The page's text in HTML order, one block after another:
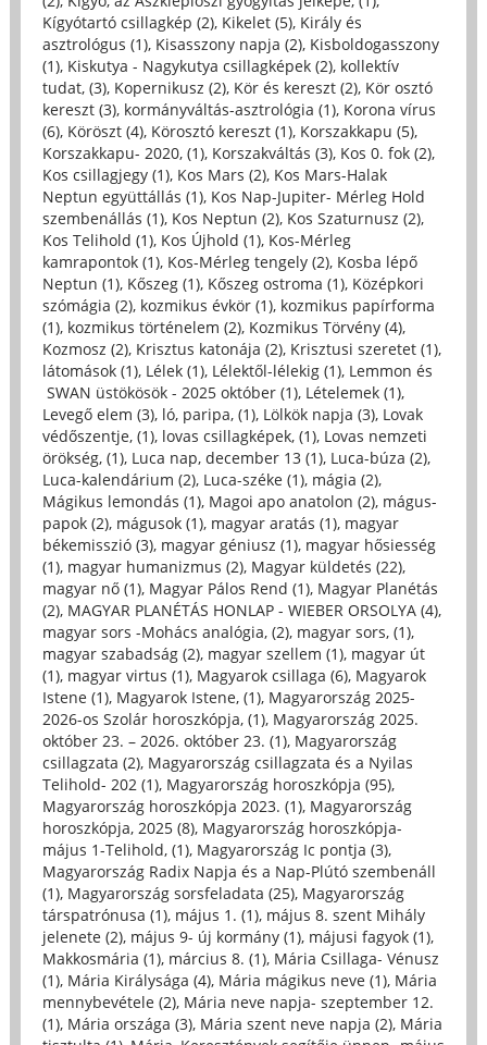
Kígyótartó csillagkép (2), Kikelet (5), Király és
asztrológus (1), Kisasszony napja (2), Kisboldogasszony
(1), Kiskutya - Nagykutya csillagképek (2), kollektív
tudat, (3), Kopernikusz (2), Kör és kereszt (2), Kör osztó
kereszt (3), kormányváltás-asztrológia (1), Korona vírus
(6), Köröszt (4), Körosztó kereszt (1), Korszakkapu (5),
Korszakkapu- 2020, (1), Korszakváltás (3), Kos 0. fok (2),
Kos csillagjegy (1), Kos Mars (2), Kos Mars-Halak
Neptun együttállás (1), Kos Nap-Jupiter- Mérleg Hold
szembenállás (1), Kos Neptun (2), Kos Szaturnusz (2),
Kos Telihold (1), Kos Újhold (1), Kos-Mérleg
kamrapontok (1), Kos-Mérleg tengely (2), Kosba lépő
Neptun (1), Kőszeg (1), Kőszeg ostroma (1), Középkori
szómágia (2), kozmikus évkör (1), kozmikus papírforma
(1), kozmikus történelem (2), Kozmikus Törvény (4),
Kozmosz (2), Krisztus katonája (2), Krisztusi szeretet (1),
látomások (1), Lélek (1), Lélektől-lélekig (1), Lemmon és
SWAN üstökösök - 2025 október (1), Lételemek (1),
Levegő elem (3), ló, paripa, (1), Lölkök napja (3), Lovak
védőszentje, (1), lovas csillagképek, (1), Lovas nemzeti
örökség, (1), Luca nap, december 13 (1), Luca-búza (2),
Luca-kalendárium (2), Luca-széke (1), mágia (2),
Mágikus lemondás (1), Magoi apo anatolon (2), mágus-
papok (2), mágusok (1), magyar aratás (1), magyar
békemisszió (3), magyar géniusz (1), magyar hősiesség
(1), magyar humanizmus (2), Magyar küldetés (22),
magyar nő (1), Magyar Pálos Rend (1), Magyar Planétás
(2), MAGYAR PLANÉTÁS HONLAP - WIEBER ORSOLYA (4),
magyar sors -Mohács analógia, (2), magyar sors, (1),
magyar szabadság (2), magyar szellem (1), magyar út
(1), magyar virtus (1), Magyarok csillaga (6), Magyarok
Istene (1), Magyarok Istene, (1), Magyarország 2025-
2026-os Szolár horoszkópja, (1), Magyarország 2025.
október 23. – 2026. október 23. (1), Magyarország
csillagzata (2), Magyarország csillagzata és a Nyilas
Telihold- 202 (1), Magyarország horoszkópja (95),
Magyarország horoszkópja 2023. (1), Magyarország
horoszkópja, 2025 (8), Magyarország horoszkópja-
május 1-Telihold, (1), Magyarország Ic pontja (3),
Magyarország Radix Napja és a Nap-Plútó szembenáll
(1), Magyarország sorsfeladata (25), Magyarország
társpatrónusa (1), május 1. (1), május 8. szent Mihály
jelenete (2), május 9- új kormány (1), májusi fagyok (1),
Makkosmária (1), március 8. (1), Mária Csillaga- Vénusz
(1), Mária Királysága (4), Mária mágikus neve (1), Mária
mennybevétele (2), Mária neve napja- szeptember 12.
(1), Mária országa (3), Mária szent neve napja (2), Mária